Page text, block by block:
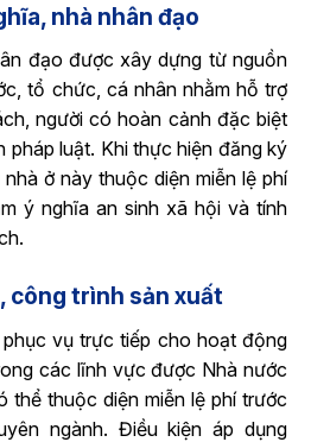
nhà nhân đạo
đạo được xây dựng từ nguồn
tổ chức, cá nhân nhằm hỗ trợ
người có hoàn cảnh đặc biệt
pháp luật. Khi thực hiện đăng ký
ở này thuộc diện miễn lệ phí
ý nghĩa an sinh xã hội và tính
công trình sản xuất
vụ trực tiếp cho hoạt động
các lĩnh vực được Nhà nước
thể thuộc diện miễn lệ phí trước
ngành. Điều kiện áp dụng